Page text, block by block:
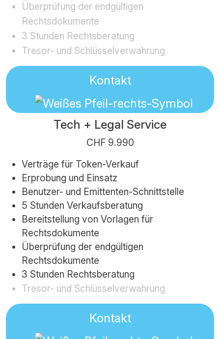
Überprüfung der endgültigen
Rechtsdokumente
3 Stunden Rechtsberatung
Tresor- und Schlüsselverwahrung
Kontakt
Tech + Legal Service
CHF 9.990
Verträge für Token-Verkauf
Erprobung und Einsatz
Benutzer- und Emittenten-Schnittstelle
5 Stunden Verkaufsberatung
Bereitstellung von Vorlagen für
Rechtsdokumente
Überprüfung der endgültigen
Rechtsdokumente
3 Stunden Rechtsberatung
Tresor- und Schlüsselverwahrung
Kontakt